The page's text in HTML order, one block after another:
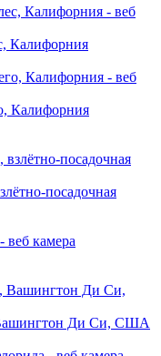
Калифорния
Калифорния
посадочная
Вашингтон Ди Си, США